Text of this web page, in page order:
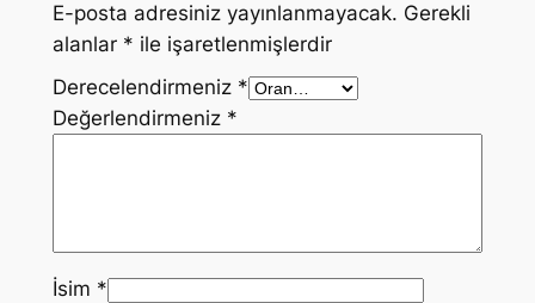
E-posta adresiniz yayınlanmayacak. Gerekli
alanlar * ile işaretlenmişlerdir
Derecelendirmeniz *
Değerlendirmeniz *
İsim *